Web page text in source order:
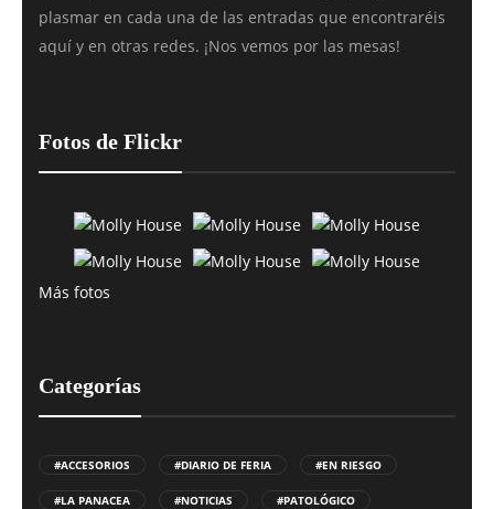
plasmar en cada una de las entradas que encontraréis
aquí y en otras redes. ¡Nos vemos por las mesas!
Fotos de Flickr
Más fotos
Categorías
#ACCESORIOS #DIARIO DE FERIA #EN RIESGO
#LA PANACEA #NOTICIAS #PATOLÓGICO